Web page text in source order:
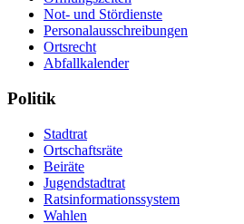
Not- und Stördienste
Personalausschreibungen
Ortsrecht
Abfallkalender
Politik
Stadtrat
Ortschaftsräte
Beiräte
Jugendstadtrat
Ratsinformationssystem
Wahlen